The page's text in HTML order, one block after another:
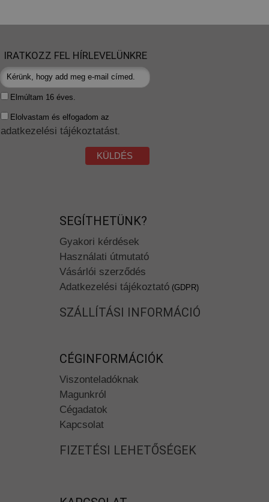
IRATKOZZ FEL HÍRLEVELÜNKRE
Elmúltam 16 éves.
Elolvastam és elfogadom az
adatkezelési tájékoztatást
KÜLDÉS
SEGÍTHETÜNK?
Gyakori kérdések
Használati útmutató
Vásárlói szerződés
Adatkezelési tájékoztató (GDPR)
SZÁLLÍTÁSI INFORMÁCIÓ
CÉGINFORMÁCIÓK
Viszonteladóknak
Magunkról
Cégadatok
Kapcsolat
FIZETÉSI LEHETŐSÉGEK